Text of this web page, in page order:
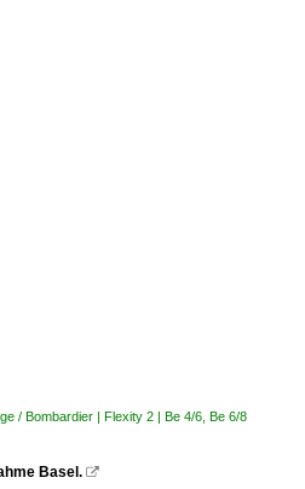
/ Bombardier | Flexity 2 | Be 4/6, Be 6/8
Basel. 